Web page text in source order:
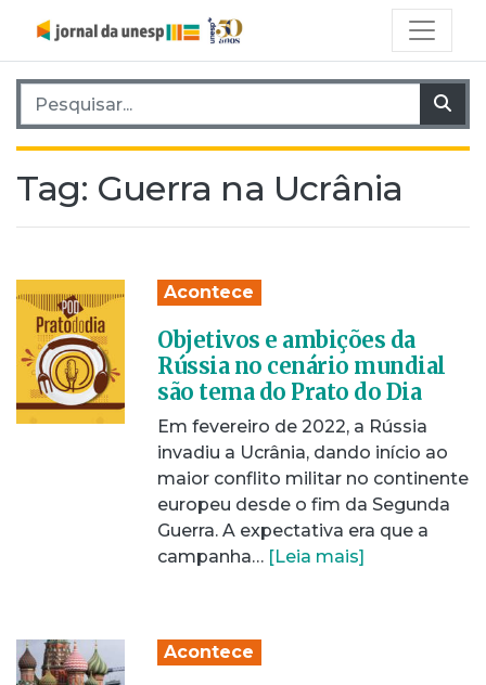
Pesquisar por:
Tag: Guerra na Ucrânia
Acontece
Objetivos e ambições da
Rússia no cenário mundial
são tema do Prato do Dia
Em fevereiro de 2022, a Rússia
invadiu a Ucrânia, dando início ao
maior conflito militar no continente
europeu desde o fim da Segunda
Guerra. A expectativa era que a
campanha… [Leia mais]
Acontece